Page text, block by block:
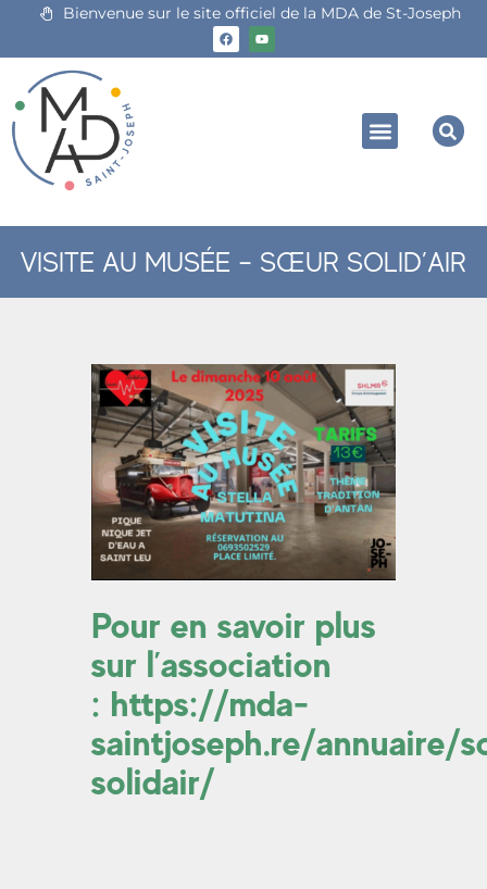
Bienvenue sur le site officiel de la MDA de St-Joseph
VISITE AU MUSÉE – SŒUR SOLID’AIR
Pour en savoir plus
sur l’association
: https://mda-
saintjoseph.re/annuaire/
solidair/